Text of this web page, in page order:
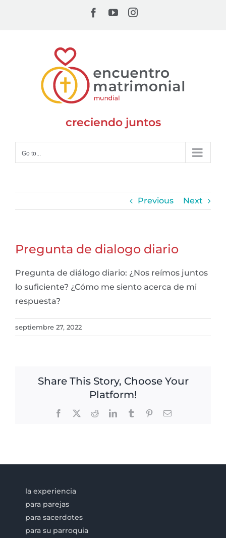
Facebook
YouTubeInstagram
creciendo juntos
Go to...
Previous Next
Pregunta de dialogo diario
Pregunta de diálogo diario: ¿Nos reímos juntos
lo suficiente? ¿Cómo me siento acerca de mi
respuesta?
septiembre 27, 2022
Share This Story, Choose Your
Platform!
Facebook RedditLinkedInTumblr PinterestEmail
la experiencia
para parejas
para sacerdotes
para su parroquia